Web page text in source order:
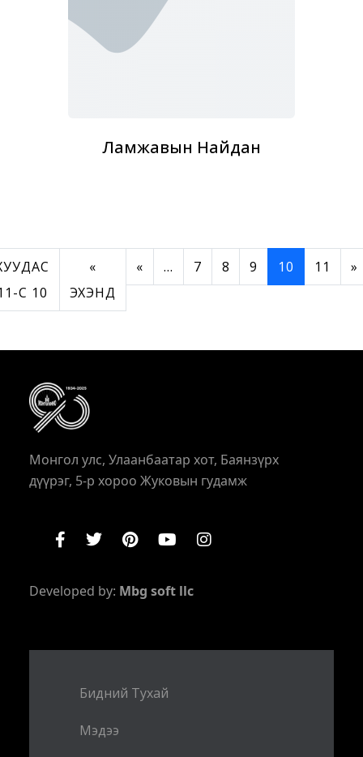
Ламжавын Найдан
C 10
«
ЭХЭНД
« ... 7 8 9 10 11 »
Монгол улс, Улаанбаатар хот, Баянзүрх
дүүрэг, 5-р хороо Жуковын гудамж
Developed by: Mbg soft llc
Бидний Тухай
Мэдээ